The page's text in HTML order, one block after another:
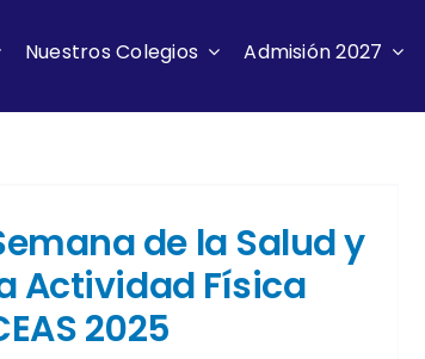
Nuestros Colegios Admisión 2027
de la Salud y
Actividad Física
2025